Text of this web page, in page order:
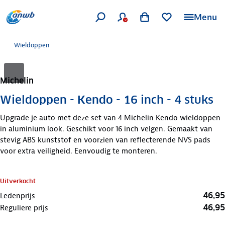
Menu
Wieldoppen
Michelin
Wieldoppen - Kendo - 16 inch - 4 stuks
Upgrade je auto met deze set van 4 Michelin Kendo wieldoppen
in aluminium look. Geschikt voor 16 inch velgen. Gemaakt van
stevig ABS kunststof en voorzien van reflecterende NVS pads
voor extra veiligheid. Eenvoudig te monteren.
Uitverkocht
Ledenprijs 46,95
Reguliere prijs 46,95